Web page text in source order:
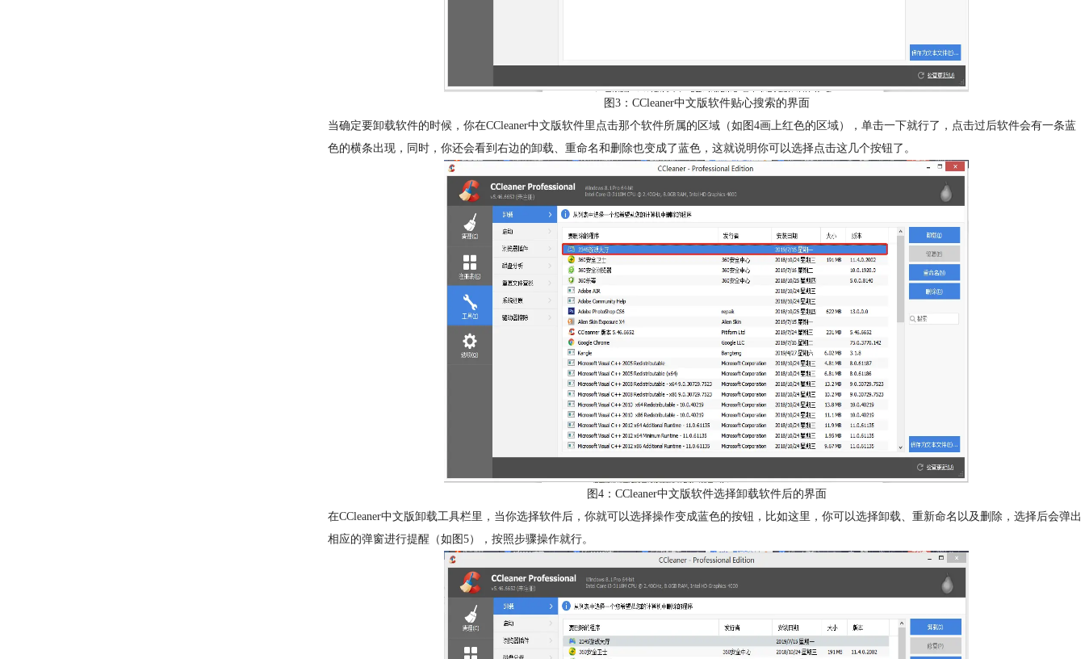
图3：CCleaner中文版软件贴心搜索的界面
当确定要卸载软件的时候，你在CCleaner中文版软件里点击那个软件所属的区域（如图4画上红色的区域），单击一下就行了，点击过后软件会有一条蓝
色的横条出现，同时，你还会看到右边的卸载、重命名和删除也变成了蓝色，这就说明你可以选择点击这几个按钮了。
图4：CCleaner中文版软件选择卸载软件后的界面
在CCleaner中文版卸载工具栏里，当你选择软件后，你就可以选择操作变成蓝色的按钮，比如这里，你可以选择卸载、重新命名以及删除，选择后会弹出
相应的弹窗进行提醒（如图5），按照步骤操作就行。